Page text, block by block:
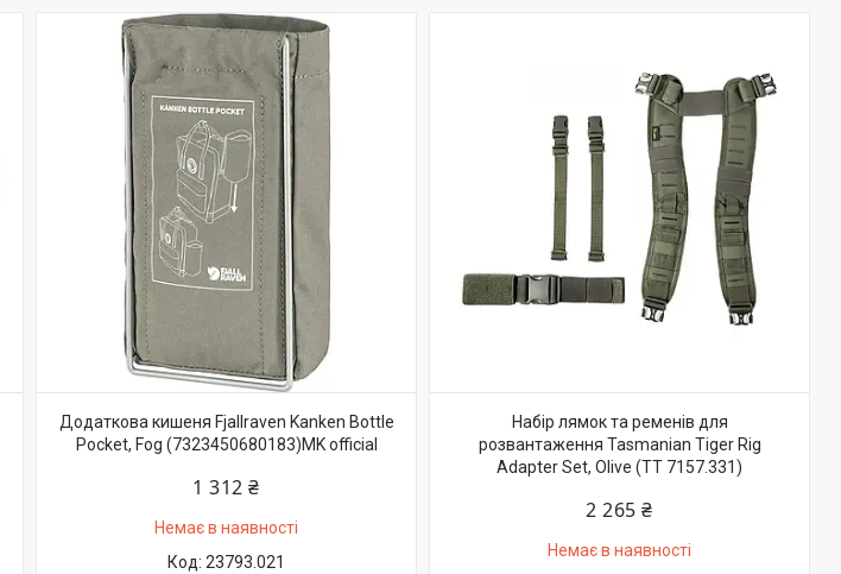
Додаткова кишеня Fjallraven Kanken Bottle
Pocket, Fog (7323450680183)MK official
1 312 ₴
Немає в наявності
23793.021
Набір лямок та ременів для
розвантаження Tasmanian Tiger Rig
Adapter Set, Olive (TT 7157.331)
2 265 ₴
Немає в наявності